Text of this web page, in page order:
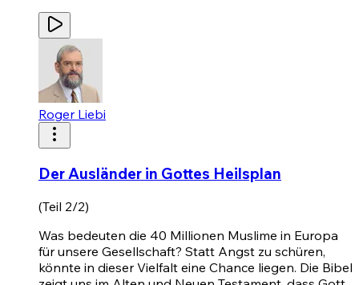
Roger Liebi
Der Ausländer in Gottes Heilsplan
(Teil 2/2)
Was bedeuten die 40 Millionen Muslime in Europa
für unsere Gesellschaft? Statt Angst zu schüren,
könnte in dieser Vielfalt eine Chance liegen. Die Bibel